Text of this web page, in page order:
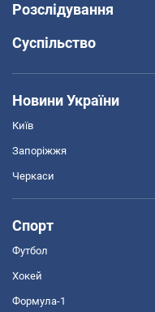
Розслідування
Суспільство
Новини України
Київ
Запоріжжя
Черкаси
Спорт
Футбол
Хокей
Формула-1